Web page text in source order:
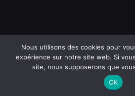
Une création Hopcloud
Nous utilisons des cookies pour
expérience sur notre site web. Si
site, nous supposerons que
OK